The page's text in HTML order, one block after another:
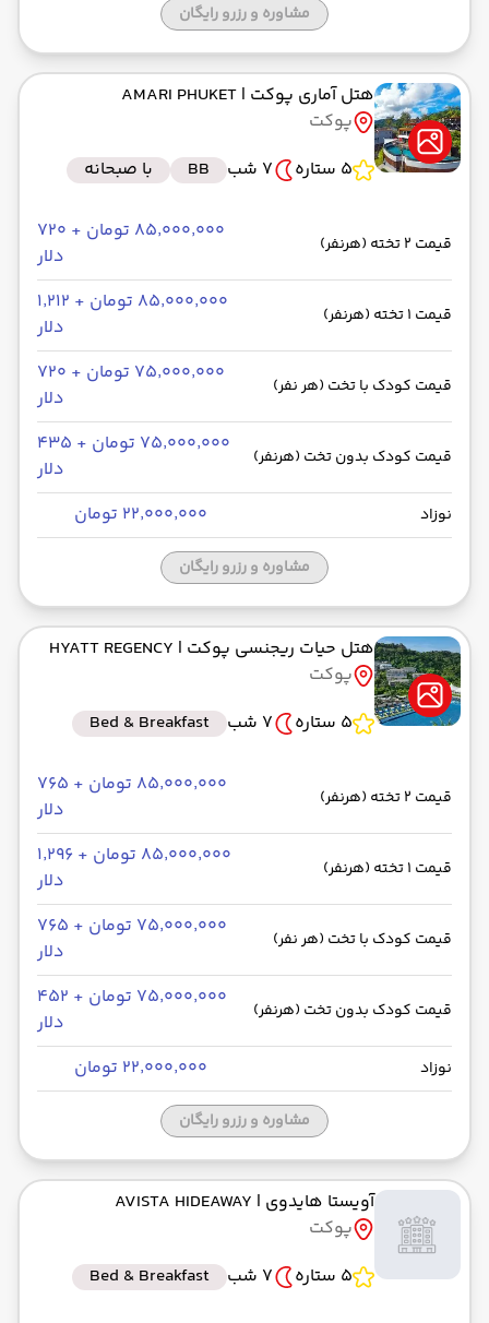
مشاوره و رزرو رایگان
هتل آماری پوکت | AMARI PHUKET
پوکت
5 ستاره
7 شب BB با صبحانه
قیمت 2 تخته (هرنفر)
۸۵٬۰۰۰٬۰۰۰ تومان + ۷۲۰
دلار
قیمت 1 تخته (هرنفر)
۸۵٬۰۰۰٬۰۰۰ تومان + ۱٬۲۱۲
دلار
قیمت کودک با تخت (هر نفر)
۷۵٬۰۰۰٬۰۰۰ تومان + ۷۲۰
دلار
قیمت کودک بدون تخت (هرنفر)
۷۵٬۰۰۰٬۰۰۰ تومان + ۴۳۵
دلار
نوزاد ۲۲٬۰۰۰٬۰۰۰ تومان
مشاوره و رزرو رایگان
هتل حیات ریجنسی پوکت | HYATT REGENCY
پوکت
5 ستاره
7 شب Bed & Breakfast
قیمت 2 تخته (هرنفر)
۸۵٬۰۰۰٬۰۰۰ تومان + ۷۶۵
دلار
قیمت 1 تخته (هرنفر)
۸۵٬۰۰۰٬۰۰۰ تومان + ۱٬۲۹۶
دلار
قیمت کودک با تخت (هر نفر)
۷۵٬۰۰۰٬۰۰۰ تومان + ۷۶۵
دلار
قیمت کودک بدون تخت (هرنفر)
۷۵٬۰۰۰٬۰۰۰ تومان + ۴۵۲
دلار
نوزاد ۲۲٬۰۰۰٬۰۰۰ تومان
مشاوره و رزرو رایگان
آویستا هایدوی | AVISTA HIDEAWAY
پوکت
5 ستاره
7 شب Bed & Breakfast